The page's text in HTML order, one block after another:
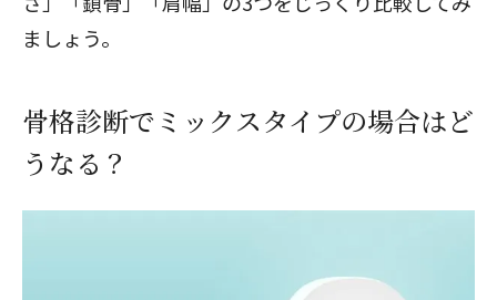
ましょう。
骨格診断でミックスタイプの場合はど
うなる？